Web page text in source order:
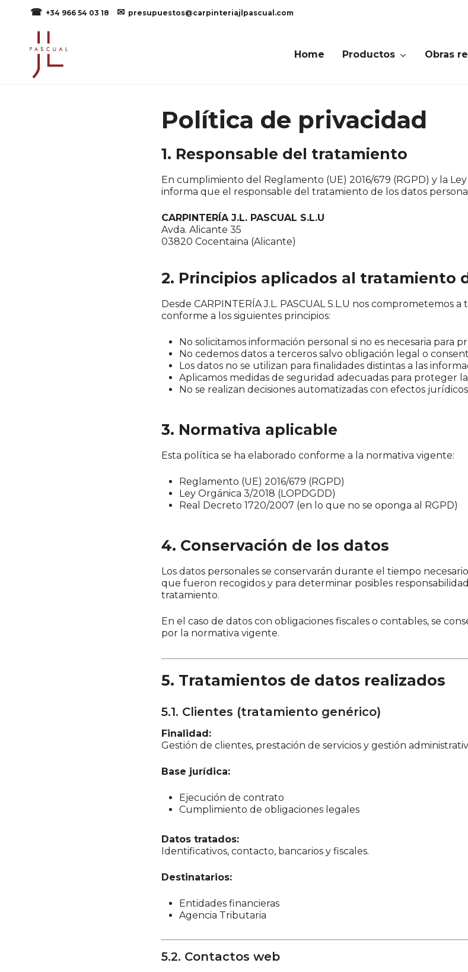
content
+34 966 54 03 18 presupuestos@carpinteriajlpascual.com
Home Productos Obras
Política de privacidad
1. Responsable del tratamiento
En cumplimiento del Reglamento (UE) 2016/679 (RGPD) y la
informa que el responsable del tratamiento de los datos
CARPINTERÍA J.L. PASCUAL S.L.U
Avda. Alicante 35
03820 Cocentaina (Alicante)
2. Principios aplicados al tratamiento
Desde CARPINTERÍA J.L. PASCUAL S.L.U nos comprometemos
conforme a los siguientes principios:
No solicitamos información personal si no es necesaria para
No cedemos datos a terceros salvo obligación legal o
Los datos no se utilizan para finalidades distintas a las
Aplicamos medidas de seguridad adecuadas para proteger
No se realizan decisiones automatizadas con efectos
3. Normativa aplicable
Esta política se ha elaborado conforme a la normativa vigente:
Reglamento (UE) 2016/679 (RGPD)
Ley Orgánica 3/2018 (LOPDGDD)
Real Decreto 1720/2007 (en lo que no se oponga al RGPD)
4. Conservación de los datos
Los datos personales se conservarán durante el tiempo
que fueron recogidos y para determinar posibles
tratamiento.
En el caso de datos con obligaciones fiscales o contables, se
por la normativa vigente.
5. Tratamientos de datos realizados
5.1. Clientes (tratamiento genérico)
Finalidad:
Gestión de clientes, prestación de servicios y gestión
Base jurídica:
Ejecución de contrato
Cumplimiento de obligaciones legales
Datos tratados:
Identificativos, contacto, bancarios y fiscales.
Destinatarios:
Entidades financieras
Agencia Tributaria
5.2. Contactos web